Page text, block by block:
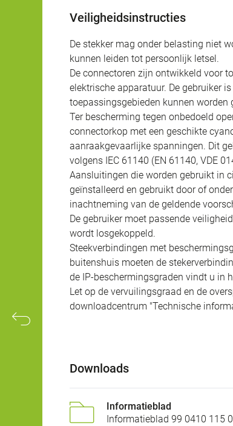
Veiligheidsinstructies
De stekker mag onder belasting niet
kunnen leiden tot persoonlijk letsel.
De connectoren zijn ontwikkeld voor
elektrische apparatuur. De gebruiker
toepassingsgebieden kunnen worden
Ter bescherming tegen onbedoeld
connectorkop met een geschikte
aanraakgevaarlijke spanningen. Dit
volgens IEC 61140 (EN 61140, VDE
Aansluitingen die worden gebruikt in
geïnstalleerd en gebruikt door of
inachtneming van de geldende
De gebruiker moet passende
wordt losgekoppeld.
Steekverbindingen met
buitenshuis moeten de
de IP-beschermingsgraden vindt u in
Let op de vervuilingsgraad en de
downloadcentrum "Technische
Downloads
Informatieblad
Informatieblad 99 0410 115